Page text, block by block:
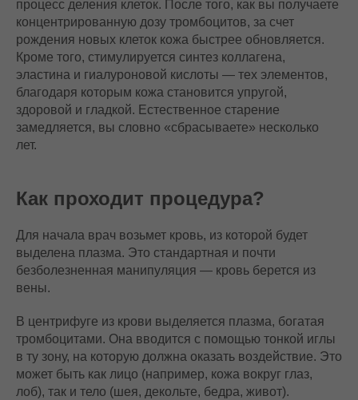
процесс деления клеток. После того, как вы получаете
концентрированную дозу тромбоцитов, за счет
рождения новых клеток кожа быстрее обновляется.
Кроме того, стимулируется синтез коллагена,
эластина и гиалуроновой кислоты — тех элементов,
благодаря которым кожа становится упругой,
здоровой и гладкой. Естественное старение
замедляется, вы словно «сбрасываете» несколько
лет.
Как проходит процедура?
Для начала врач возьмет кровь, из которой будет
выделена плазма. Это стандартная и почти
безболезненная манипуляция — кровь берется из
вены.
В центрифуге из крови выделяется плазма, богатая
тромбоцитами. Она вводится с помощью тонкой иглы
в ту зону, на которую должна оказать воздействие. Это
может быть как лицо (например, кожа вокруг глаз,
лоб), так и тело (шея, декольте, бедра, живот).